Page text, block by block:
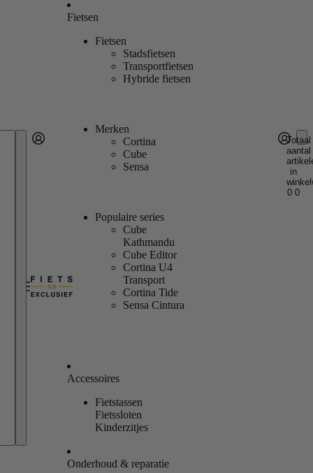
Fietsen
Fietsen
Stadsfietsen
Transportfietsen
Hybride fietsen
Merken
Cortina
Cube
Sensa
Populaire series
Cube
Kathmandu
Cube Editor
Cortina U4
Transport
Cortina Tide
Sensa Cintura
Accessoires
Fietstassen
Fietssloten
Kinderzitjes
Onderhoud & reparatie
Andere inlogoptiesInloggen
Bestellingen
Profiel
Totaal
aantal
in
0 0